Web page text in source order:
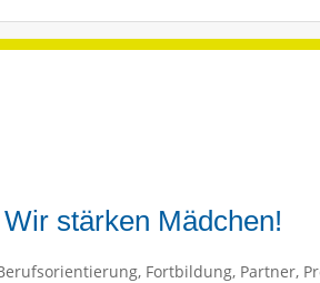
stärken Mädchen!
, Fortbildung, Partner,